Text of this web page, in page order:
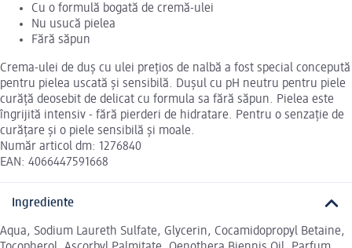
Cu o formulă bogată de cremă-ulei
Nu usucă pielea
Fără săpun
Crema-ulei de duș cu ulei prețios de nalbă a fost special concepută
pentru pielea uscată și sensibilă. Dușul cu pH neutru pentru piele
curăță deosebit de delicat cu formula sa fără săpun. Pielea este
îngrijită intensiv - fără pierderi de hidratare. Pentru o senzație de
curățare și o piele sensibilă și moale.
Număr articol dm: 1276840
EAN: 4066447591668
Ingrediente
Aqua, Sodium Laureth Sulfate, Glycerin, Cocamidopropyl Betaine,